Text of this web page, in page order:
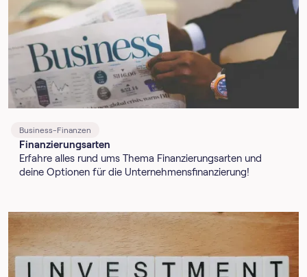
Business-Finanzen
Finanzierungsarten
Erfahre alles rund ums Thema Finanzierungsarten und
deine Optionen für die Unternehmensfinanzierung!